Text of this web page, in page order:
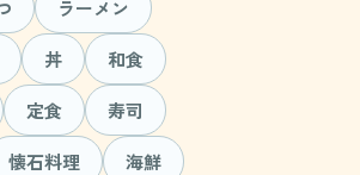
ラーメン
丼 和食
定食 寿司
懐石料理 海鮮